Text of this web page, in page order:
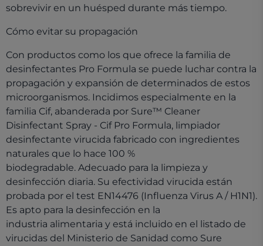
sobrevivir en un huésped durante más tiempo.
Cómo evitar su propagación
Con productos como los que ofrece la familia de
desinfectantes Pro Formula se puede luchar contra la
propagación y expansión de determinados de estos
microorganismos. Incidimos especialmente en la
familia Cif, abanderada por Sure™ Cleaner
Disinfectant Spray - Cif Pro Formula, limpiador
desinfectante virucida fabricado con ingredientes
naturales que lo hace 100 %
biodegradable. Adecuado para la limpieza y
desinfección diaria. Su efectividad virucida están
probada por el test EN14476 (Influenza Virus A / H1N1).
Es apto para la desinfección en la
industria alimentaria y está incluido en el listado de
virucidas del Ministerio de Sanidad como Sure